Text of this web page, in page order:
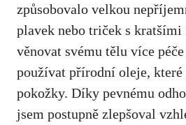
způsobovalo velkou
plavek nebo triček​ s kratšími
věnovat svému tělu více
používat přírodní oleje,
pokožky. Díky pevnému
jsem postupně zlepšoval